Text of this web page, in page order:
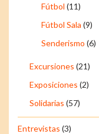
Fútbol (11)
Fútbol Sala (9)
Senderismo (6)
Excursiones (21)
Exposiciones (2)
Solidarias (57)
Entrevistas (3)